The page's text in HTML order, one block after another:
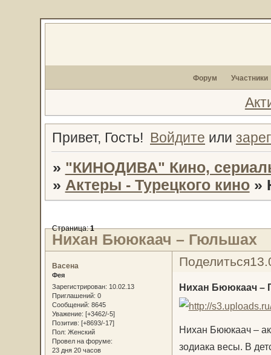
Форум Участники
Привет, Гость! Войдите или
» "КИНОДИВА" Кино,
» Актеры - Турецкого кино »
Нихан Бююкаач – Гюльшах
Страница:1
Поделиться
Васена
Фея
Зарегистрирован: 10.02.13
Приглашений: 0
Сообщений: 8645
Уважение: [+3462/-5]
Позитив: [+8693/-17]
Пол: Женский
Провел на форуме:
23 дня 20 часов
Нихан Бююкаач –
Нихан Бююкаач –
зодиака весы. В